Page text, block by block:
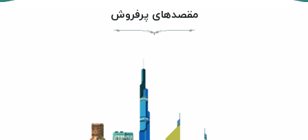
مقصدهای پرفروش